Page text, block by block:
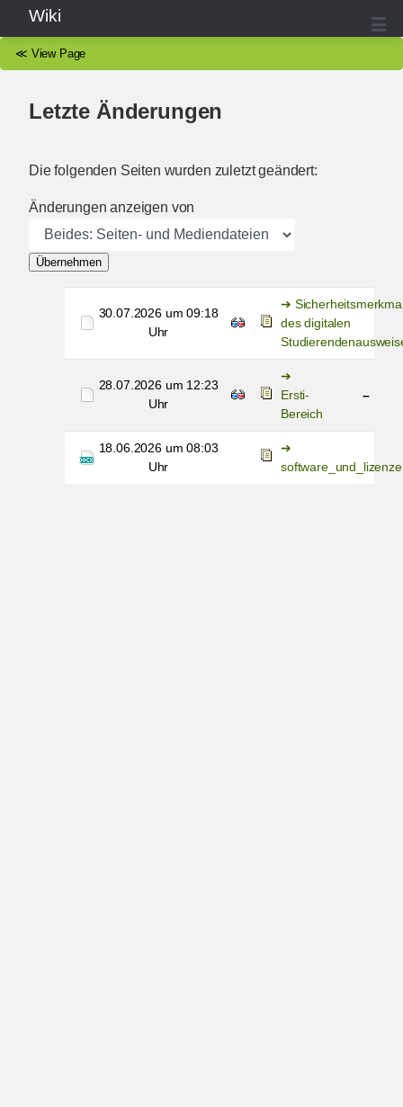
Wiki
≪ View Page
Letzte Änderungen
Die folgenden Seiten wurden zuletzt geändert:
Änderungen anzeigen von
Übernehmen
30.07.2026 um 09:18
Uhr
des digitalen
28.07.2026 um 12:23
Uhr
Ersti-
Bereich
–
18.06.2026 um 08:03
Uhr